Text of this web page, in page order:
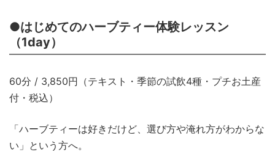
●はじめてのハーブティー体験レッスン
（1day）
60分 / 3,850円（テキスト・季節の試飲4種・プチお土産
付・税込）
「ハーブティーは好きだけど、選び方や淹れ方がわからな
い」という方へ。